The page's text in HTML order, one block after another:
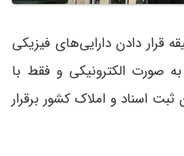
قرار دادن دارایی‌های فیزیکی
صورت الکترونیکی و فقط با
اسناد و املاک کشور برقرار